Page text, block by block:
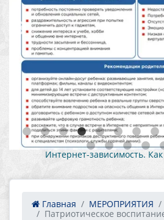
Как противостоять
деятельность
Главная МЕРОПРИЯТИЯ
Патриотическое